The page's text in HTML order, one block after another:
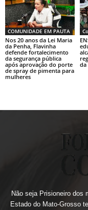
COMUNIDADE EM PAUTA
Nos 20 anos da Lei Maria
da Penha, Flavinha
defende fortalecimento
da segurança pública
após aprovação do porte
de spray de pimenta para
mulheres
da
Não seja Prisioneiro dos
Estado do Mato-Grosso